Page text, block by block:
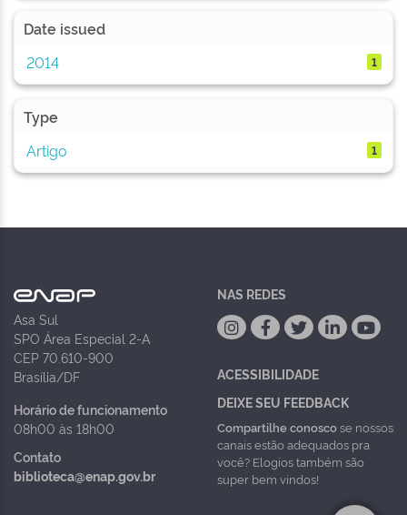
Date issued
2014
1
Type
Artigo
1
Asa Sul
SPO Área Especial 2-A
CEP 70.610-900
Brasília/DF
Horário de funcionamento
08h00 às 18h00
Contato
biblioteca@enap.gov.br
NAS REDES
ACESSIBILIDADE
DEIXE SEU FEEDBACK
Compartilhe conoscose nossos
canais estão adequados pra
você? Elogios também são
super bem vindos!